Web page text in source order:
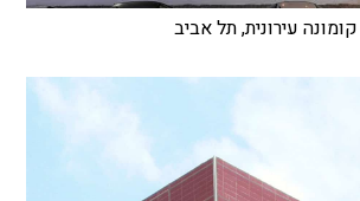
קומונה עירונית, תל אביב